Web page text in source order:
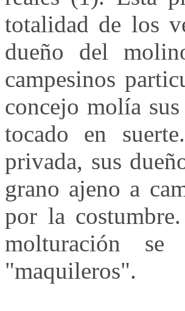
totalidad de los
dueño del
campesinos
concejo molía
tocado en
privada, sus
grano ajeno a
por la
molturación
"maquileros".